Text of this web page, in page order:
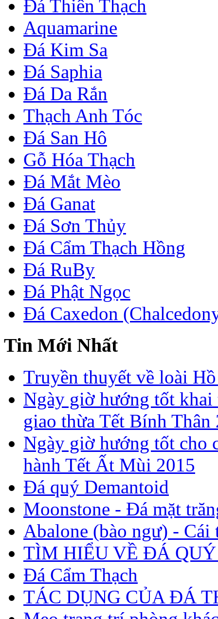
Đá Thiên Thạch
Aquamarine
Đá Kim Sa
Đá Saphia
Đá Da Rắn
Thạch Anh Tóc
Đá San Hô
Gỗ Hóa Thạch
Đá Mắt Mèo
Đá Ganat
Đá Sơn Thủy
Đá Cẩm Thạch Hồng
Đá RuBy
Đá Phật Ngọc
Đá Caxedon
Tin Mới Nhất
Truyền thuyết về loài
Ngày giờ hướng tốt
giao thừa Tết Bính Thân
Ngày giờ hướng tốt cho
hành Tết Ất Mùi 2015
Đá quý Demantoid
Moonstone - Đá mặt
Abalone (bào ngư) - Cái
TÌM HIỂU VỀ ĐÁ QUÝ
Đá Cẩm Thạch
TÁC DỤNG CỦA ĐÁ